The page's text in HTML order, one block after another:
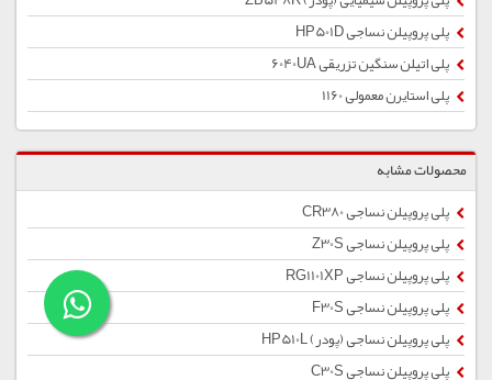
پلی پروپیلن نساجی HP501D
پلی اتیلن سنگین تزریقی 6040UA
پلی استایرن معمولی 1160
محصولات مشابه
پلی پروپیلن نساجی CR380
پلی پروپیلن نساجی Z30S
پلی پروپیلن نساجی RG1101XP
پلی پروپیلن نساجی F30S
پلی پروپیلن نساجی (پودر) HP510L
پلی پروپیلن نساجی C30S